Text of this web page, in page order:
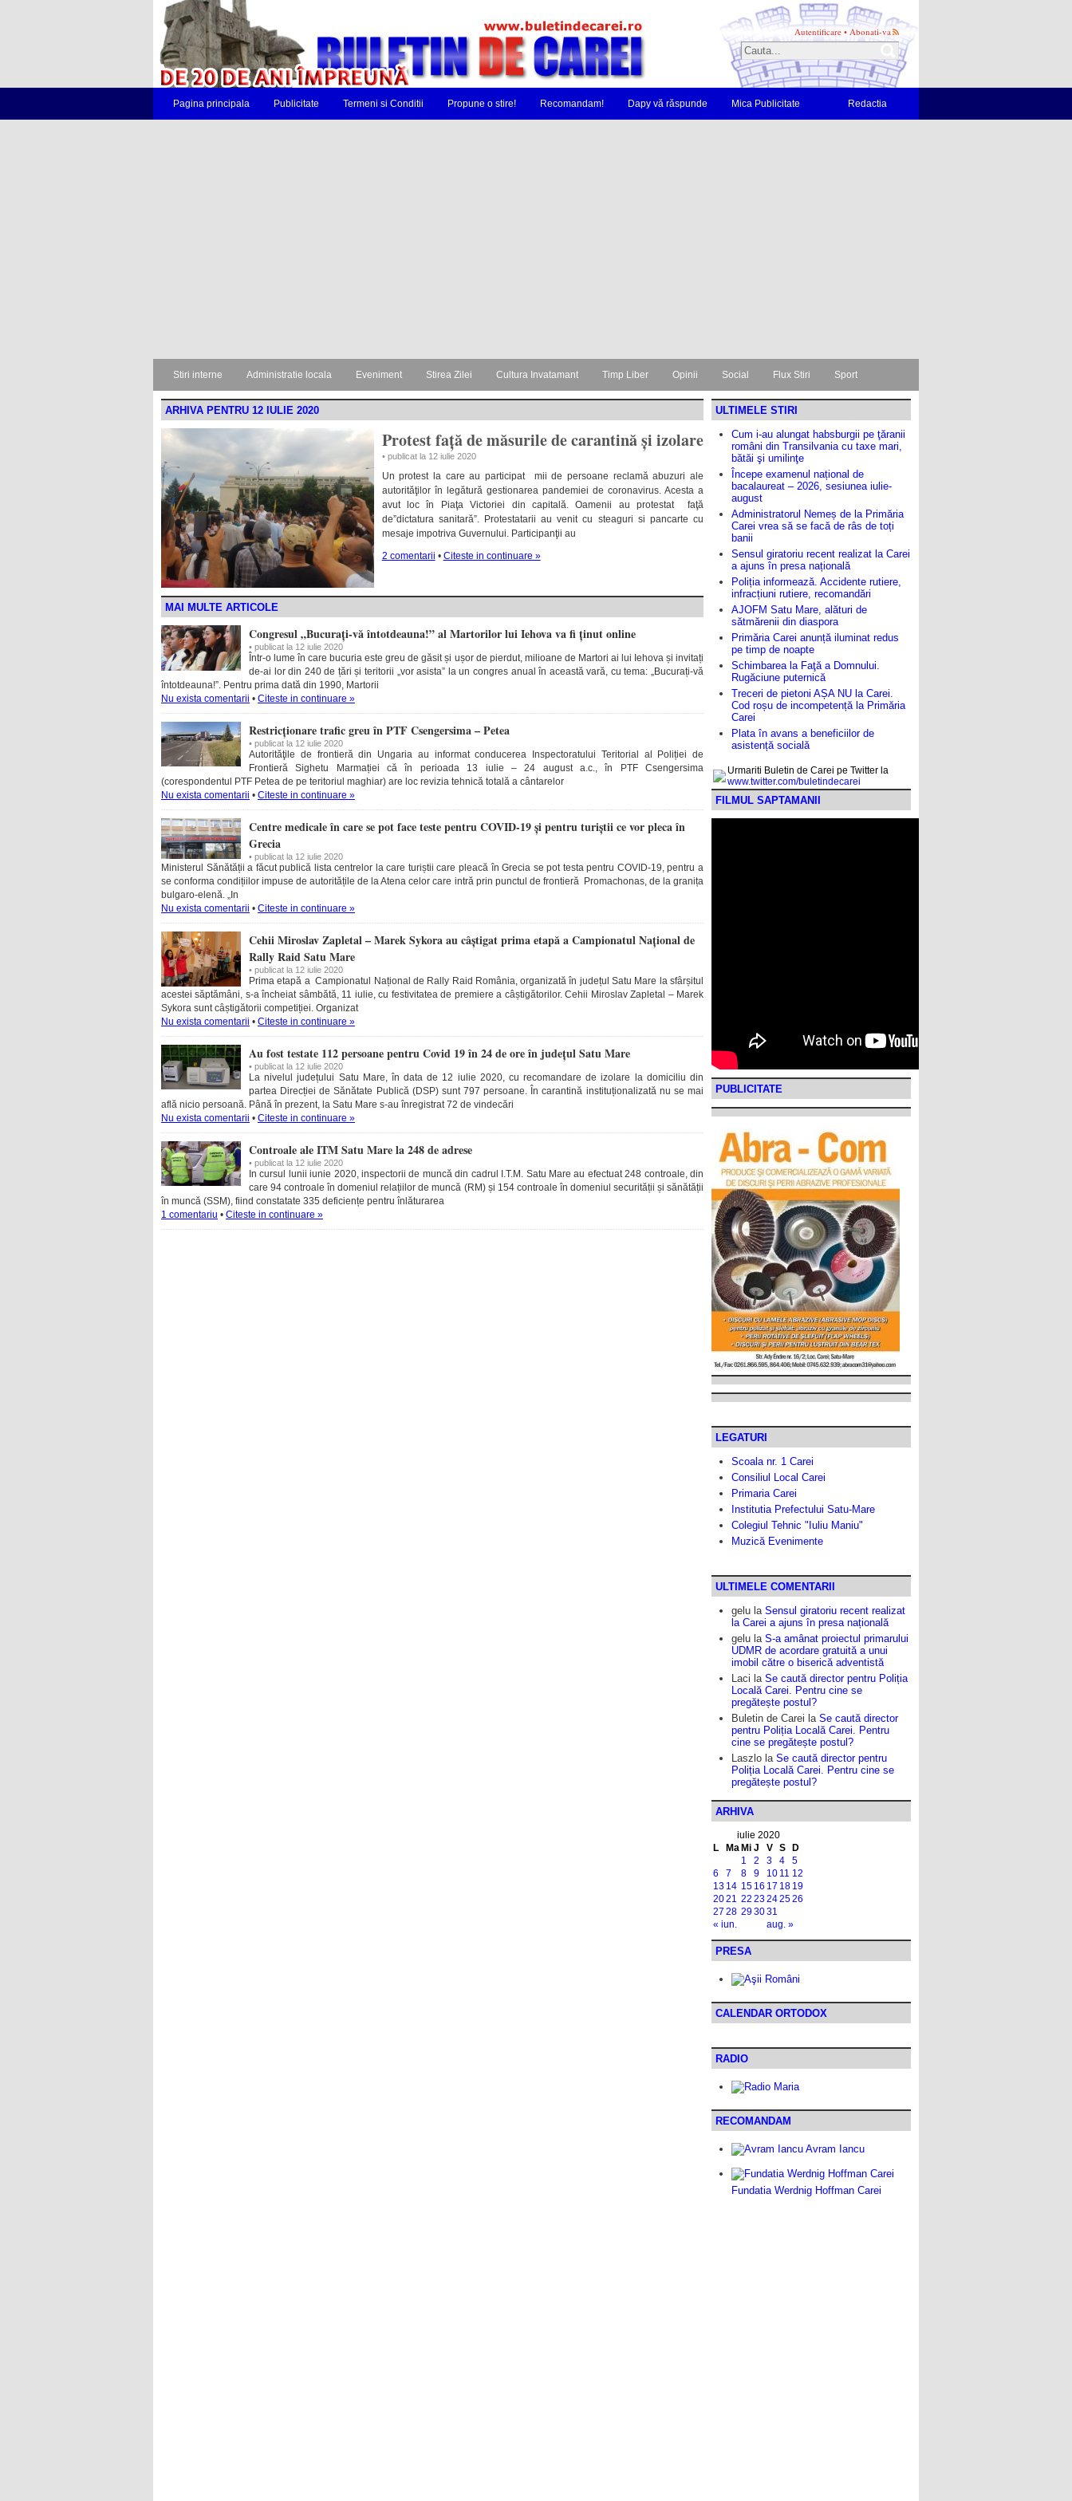
Autentificare • Abonati-va
Pagina principala Publicitate Termeni si Conditii Propune o stire! Recomandam! Dapy vă răspunde Mica Publicitate Redactia
Stiri interne Administratie locala Eveniment Stirea Zilei Cultura Invatamant Timp Liber Opinii Social Flux Stiri Sport
ARHIVA PENTRU 12 IULIE 2020
Protest față de măsurile de carantină și izolare
• publicat la 12 iulie 2020
Un protest la care au participat mii de persoane reclamă abuzuri ale
autorităţilor în legătură gestionarea pandemiei de coronavirus. Acesta a
avut loc în Piaţa Victoriei din capitală. Oamenii au protestat faţă
de”dictatura sanitară”. Protestatarii au venit cu steaguri si pancarte cu
mesaje impotriva Guvernului. Participanţii au
2 comentarii • Citeste in continuare »
MAI MULTE ARTICOLE
Congresul „Bucurați-vă întotdeauna!” al Martorilor lui Iehova va fi ținut online
• publicat la 12 iulie 2020
Într-o lume în care bucuria este greu de găsit și ușor de pierdut, milioane de Martori ai lui Iehova și invitați
de-ai lor din 240 de țări și teritorii „vor asista” la un congres anual în această vară, cu tema: „Bucurați-vă
întotdeauna!”. Pentru prima dată din 1990, Martorii
Nu exista comentarii • Citeste in continuare »
Restricționare trafic greu în PTF Csengersima – Petea
• publicat la 12 iulie 2020
Autorităţile de frontieră din Ungaria au informat conducerea Inspectoratului Teritorial al Poliției de
Frontieră Sighetu Marmației că în perioada 13 iulie – 24 august a.c., în PTF Csengersima
(corespondentul PTF Petea de pe teritoriul maghiar) are loc revizia tehnică totală a cântarelor
Nu exista comentarii • Citeste in continuare »
Centre medicale în care se pot face teste pentru COVID-19 și pentru turiștii ce vor pleca în
Grecia
• publicat la 12 iulie 2020
Ministerul Sănătății a făcut publică lista centrelor la care turiștii care pleacă în Grecia se pot testa pentru COVID-19, pentru a
se conforma condițiilor impuse de autoritățile de la Atena celor care intră prin punctul de frontieră Promachonas, de la granița
bulgaro-elenă. „In
Nu exista comentarii • Citeste in continuare »
Cehii Miroslav Zapletal – Marek Sykora au câștigat prima etapă a Campionatul Național de
Rally Raid Satu Mare
• publicat la 12 iulie 2020
Prima etapă a Campionatul Național de Rally Raid România, organizată în județul Satu Mare la sfârșitul
acestei săptămâni, s-a încheiat sâmbătă, 11 iulie, cu festivitatea de premiere a câștigătorilor. Cehii Miroslav Zapletal – Marek
Sykora sunt câștigătorii competiției. Organizat
Nu exista comentarii • Citeste in continuare »
Au fost testate 112 persoane pentru Covid 19 în 24 de ore în județul Satu Mare
• publicat la 12 iulie 2020
La nivelul județului Satu Mare, în data de 12 iulie 2020, cu recomandare de izolare la domiciliu din
partea Direcției de Sănătate Publică (DSP) sunt 797 persoane. În carantină instituționalizată nu se mai
află nicio persoană. Până în prezent, la Satu Mare s-au înregistrat 72 de vindecări
Nu exista comentarii • Citeste in continuare »
Controale ale ITM Satu Mare la 248 de adrese
• publicat la 12 iulie 2020
In cursul lunii iunie 2020, inspectorii de muncă din cadrul I.T.M. Satu Mare au efectuat 248 controale, din
care 94 controale în domeniul relațiilor de muncă (RM) și 154 controale în domeniul securității și sănătății
în muncă (SSM), fiind constatate 335 deficiențe pentru înlăturarea
1 comentariu • Citeste in continuare »
ULTIMELE STIRI
Cum i-au alungat habsburgii pe ţăranii
români din Transilvania cu taxe mari,
bătăi şi umilinţe
Începe examenul național de
bacalaureat – 2026, sesiunea iulie-
august
Administratorul Nemeș de la Primăria
Carei vrea să se facă de râs de toți
banii
Sensul giratoriu recent realizat la Carei
a ajuns în presa națională
Poliția informează. Accidente rutiere,
infracțiuni rutiere, recomandări
AJOFM Satu Mare, alături de
sătmărenii din diaspora
Primăria Carei anunță iluminat redus
pe timp de noapte
Schimbarea la Faţă a Domnului.
Rugăciune puternică
Treceri de pietoni AȘA NU la Carei.
Cod roșu de incompetență la Primăria
Carei
Plata în avans a beneficiilor de
asistență socială
Urmariti Buletin de Carei pe Twitter la
www.twitter.com/buletindecarei
FILMUL SAPTAMANII
PUBLICITATE
LEGATURI
Scoala nr. 1 Carei
Consiliul Local Carei
Primaria Carei
Institutia Prefectului Satu-Mare
Colegiul Tehnic "Iuliu Maniu"
Muzică Evenimente
ULTIMELE COMENTARII
gelu la Sensul giratoriu recent realizat
la Carei a ajuns în presa națională
gelu la S-a amânat proiectul primarului
UDMR de acordare gratuită a unui
imobil către o biserică adventistă
Laci la Se caută director pentru Poliția
Locală Carei. Pentru cine se
pregătește postul?
Buletin de Carei la Se caută director
pentru Poliția Locală Carei. Pentru
cine se pregătește postul?
Laszlo la Se caută director pentru
Poliția Locală Carei. Pentru cine se
pregătește postul?
ARHIVA
iulie 2020
L
Ma Mi J V S D
« iun. aug. »
1 2 3 4
5
6
7 8 9 10 11 12
13 14 15 16 17 18 19
2021 22 23242526
27 28 293031
PRESA
CALENDAR ORTODOX
RADIO
RECOMANDAM
Avram Iancu
Fundatia Werdnig Hoffman Carei